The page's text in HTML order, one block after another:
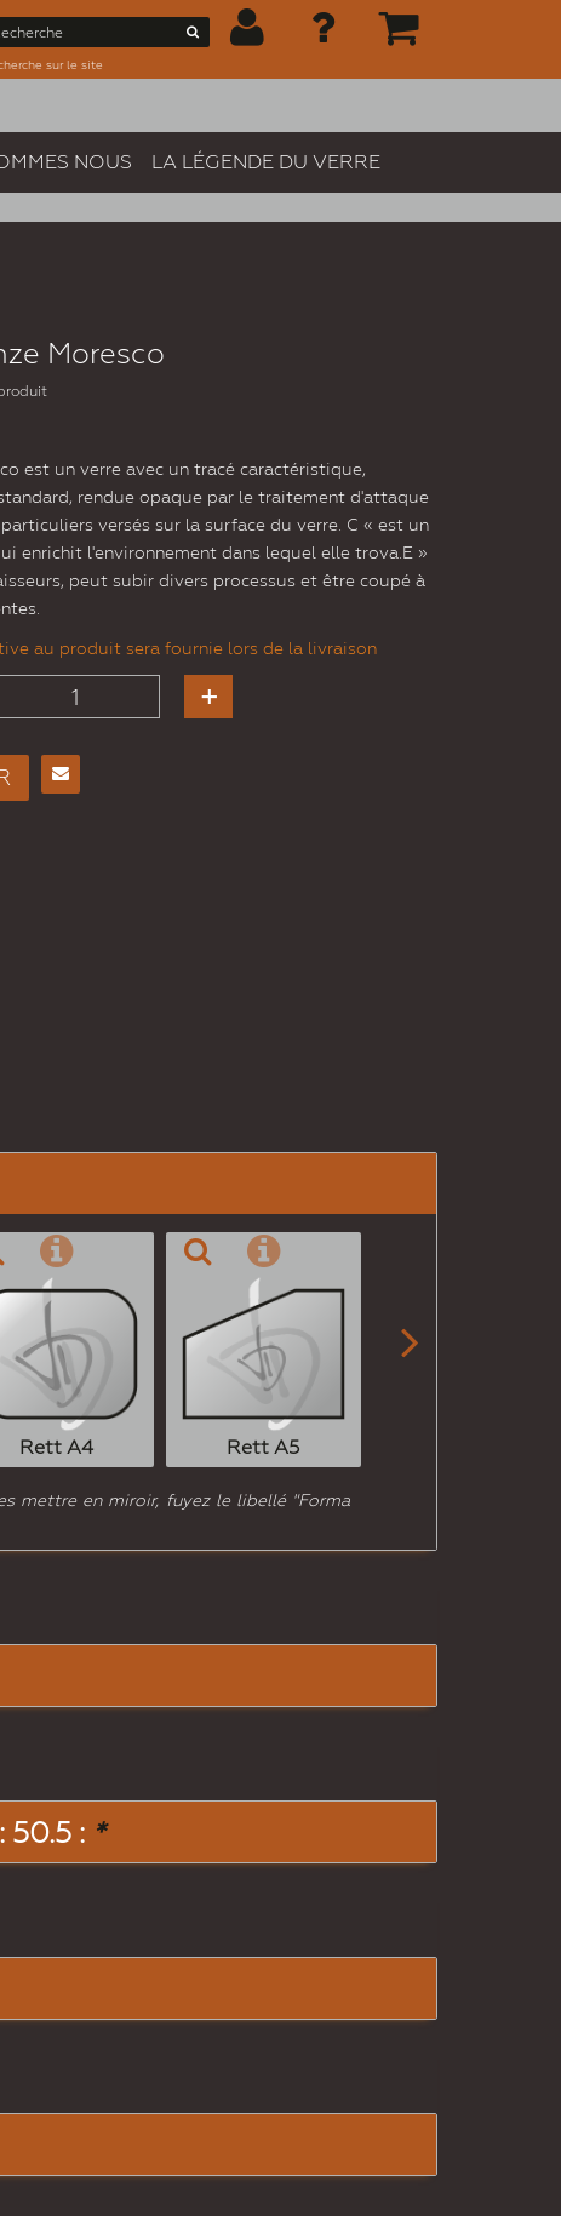
sur le site
NOUS LA LÉGENDE DU VERRE
Moresco
est un verre avec un tracé caractéristique,
rendue opaque par le traitement d'attaque
versés sur la surface du verre. C « est un
enrichit l'environnement dans lequel elle trova.E »
peut subir divers processus et être coupé à
au produit sera fournie lors de la livraison
Rett A4 Rett A5

mettre en miroir, fuyez le libellé "Forma
50.5 : *